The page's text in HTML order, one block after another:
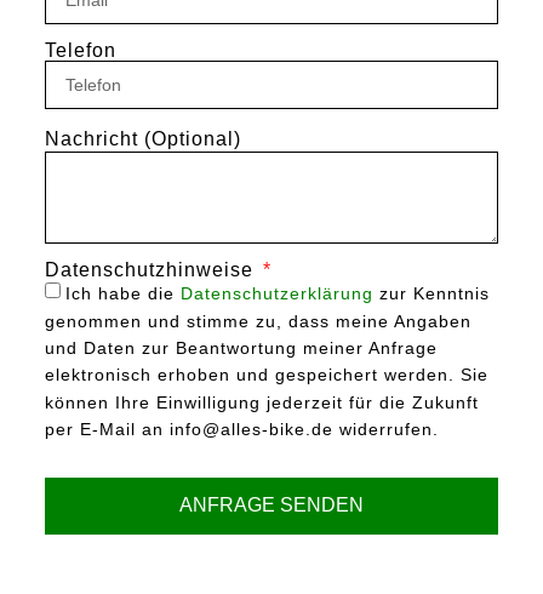
Telefon
Nachricht (Optional)
Datenschutzhinweise
Ich habe die Datenschutzerklärung zur Kenntnis
genommen und stimme zu, dass meine Angaben
und Daten zur Beantwortung meiner Anfrage
elektronisch erhoben und gespeichert werden. Sie
können Ihre Einwilligung jederzeit für die Zukunft
per E-Mail an info@alles-bike.de widerrufen.
ANFRAGE SENDEN